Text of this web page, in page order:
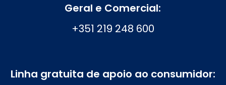
Geral e Comercial:
+351 219 248 600
Linha gratuita de apoio ao consumidor: